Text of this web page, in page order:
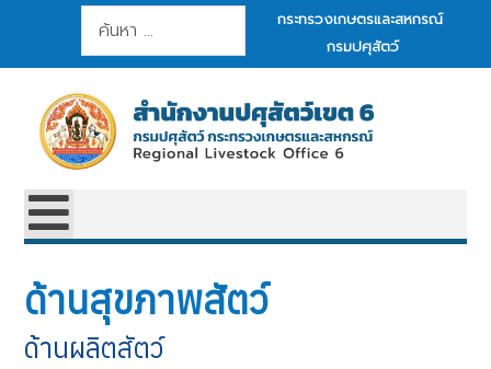
การค้นหา
กระทรวงเกษตรและสหกรณ์
กรมปศุสัตว์
ด้านสุขภาพสัตว์
ด้านผลิตสัตว์